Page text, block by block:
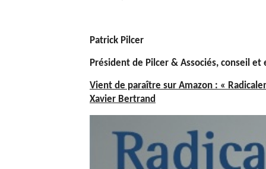
Patrick Pilcer
Président de Pilcer & Associés, conseil et
Vient de paraître sur Amazon : «
Xavier Bertrand